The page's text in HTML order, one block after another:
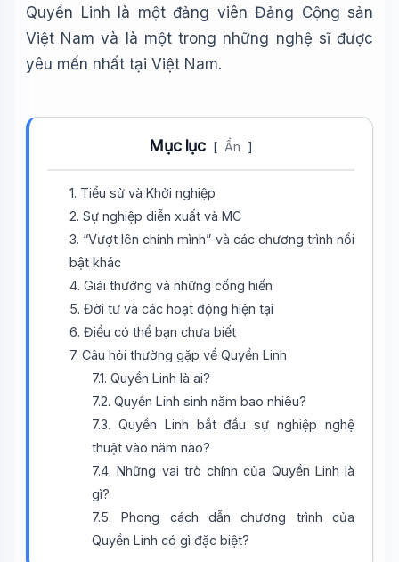
Quyền Linh là một đảng viên Đảng Cộng sản
Việt Nam và là một trong những nghệ sĩ được
yêu mến nhất tại Việt Nam.
Mục lục [ Ẩn ]
1. Tiểu sử và Khởi nghiệp
2. Sự nghiệp diễn xuất và MC
3. “Vượt lên chính mình” và các chương trình nổi
bật khác
4. Giải thưởng và những cống hiến
5. Đời tư và các hoạt động hiện tại
6. Điều có thể bạn chưa biết
7. Câu hỏi thường gặp về Quyền Linh
7.1. Quyền Linh là ai?
7.2. Quyền Linh sinh năm bao nhiêu?
7.3. Quyền Linh bắt đầu sự nghiệp nghệ
thuật vào năm nào?
7.4. Những vai trò chính của Quyền Linh là
gì?
7.5. Phong cách dẫn chương trình của
Quyền Linh có gì đặc biệt?